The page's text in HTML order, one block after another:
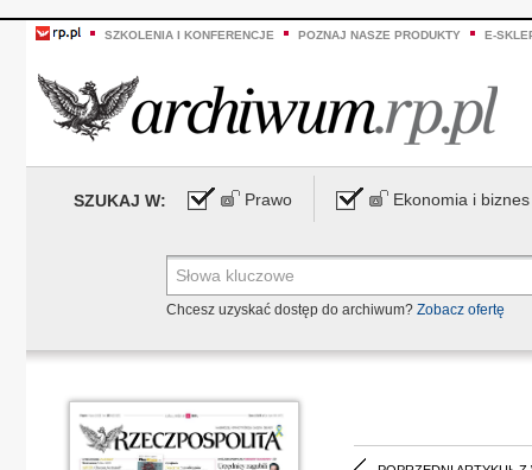
SZKOLENIA I KONFERENCJE POZNAJ NASZE PRODUKTY E-
SZUKAJ W: Prawo Ekonomia i biznes
Chcesz uzyskać dostęp do archiwum? Zobacz ofertę